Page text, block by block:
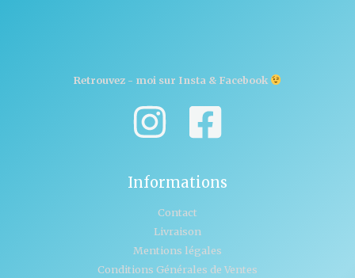
Retrouvez - moi sur Insta & Facebook
Informations
Contact
Livraison
Mentions légales
Conditions Générales de Ventes